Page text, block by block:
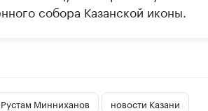
собора Казанской иконы.
Рустам Минниханов
новости Казани